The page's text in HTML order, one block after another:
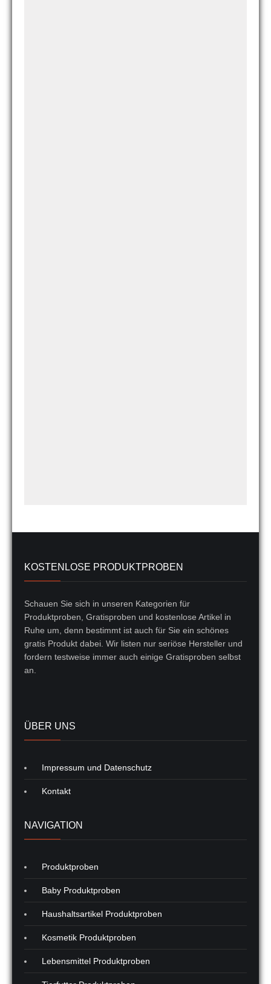
KOSTENLOSE PRODUKTPROBEN
Schauen Sie sich in unseren Kategorien für
Produktproben, Gratisproben und kostenlose Artikel in
Ruhe um, denn bestimmt ist auch für Sie ein schönes
gratis Produkt dabei. Wir listen nur seriöse Hersteller und
fordern testweise immer auch einige Gratisproben selbst
an.
ÜBER UNS
Impressum und Datenschutz
Kontakt
NAVIGATION
Produktproben
Baby Produktproben
Haushaltsartikel Produktproben
Kosmetik Produktproben
Lebensmittel Produktproben